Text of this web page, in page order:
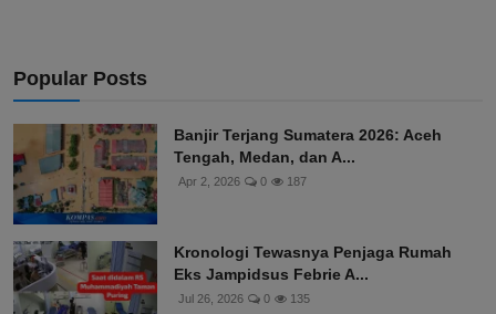
Popular Posts
Banjir Terjang Sumatera 2026: Aceh
Tengah, Medan, dan A...
Apr 2, 2026 0 187
Kronologi Tewasnya Penjaga Rumah
Eks Jampidsus Febrie A...
Jul 26, 2026 0 135